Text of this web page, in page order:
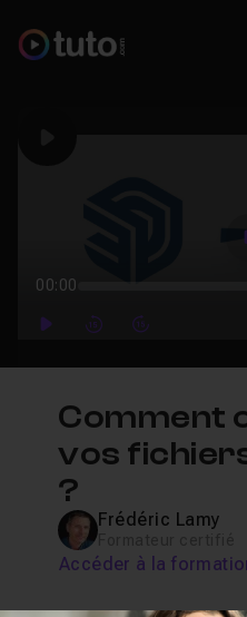
00:00
PlayForwardForward
Comment
vos
?
Frédéric Lamy
Accéder à la